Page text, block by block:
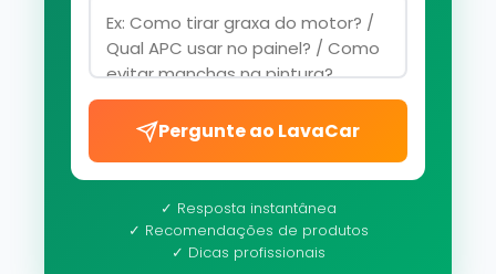
Pergunte ao LavaCar
✓ Resposta instantânea
✓ Recomendações de produtos
✓ Dicas profissionais